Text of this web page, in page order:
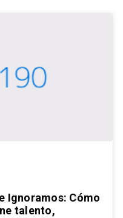
Ignoramos: Cómo
talento,